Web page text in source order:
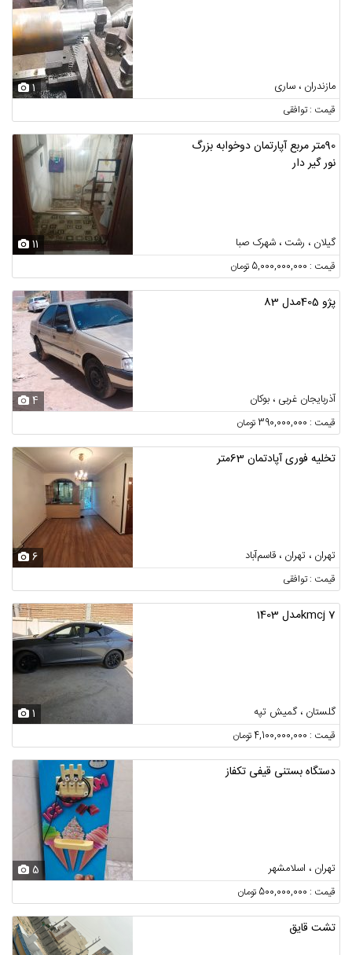
مازندران ، ساری 1
قیمت : توافقی
90متر مربع آپارتمان دوخوابه بزرگ
نور گیر دار
گیلان ، رشت ، شهرک صبا 11
قیمت : 5,000,000,000 تومان
پژو 405مدل 83
آذربایجان غربی ، بوکان 4
قیمت : 390,000,000 تومان
تخلیه فوری آپادتمان 63متر
تهران ، تهران ، قاسم‌آباد 6
قیمت : توافقی
kmcj 7مدل 1403
گلستان ، گمیش تپه 1
قیمت : 4,100,000,000 تومان
دستگاه بستنی قیفی تکفاز
تهران ، اسلامشهر 5
قیمت : 500,000,000 تومان
تشت قایق